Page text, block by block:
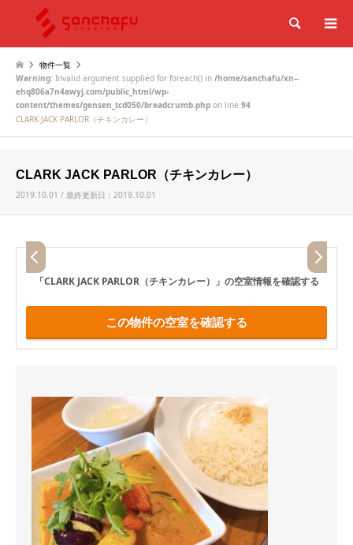
検索
物件一覧
Warning: Invalid argument supplied for foreach() in /home/sanchafu/xn--
ehq806a7n4awyj.com/public_html/wp-
content/themes/gensen_tcd050/breadcrumb.php on line 94
CLARK JACK PARLOR（チキンカレー）
CLARK JACK PARLOR（チキンカレー）
2019.10.01 / 最終更新日：2019.10.01
「CLARK JACK PARLOR（チキンカレー）」 の空室情報を確認する
この物件の空室を確認する